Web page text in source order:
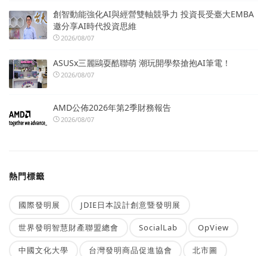
創智動能強化AI與經營雙軸競爭力 投資長受臺大EMBA
邀分享AI時代投資思維
2026/08/07
ASUSx三麗鷗耍酷聯萌 潮玩開學祭搶抱AI筆電！
2026/08/07
AMD公佈2026年第2季財務報告
2026/08/07
熱門標籤
國際發明展 JDIE日本設計創意暨發明展
世界發明智慧財產聯盟總會 SocialLab OpView
中國文化大學 台灣發明商品促進協會 北市圖